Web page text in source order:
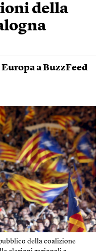
della
a BuzzFeed
della coalizione